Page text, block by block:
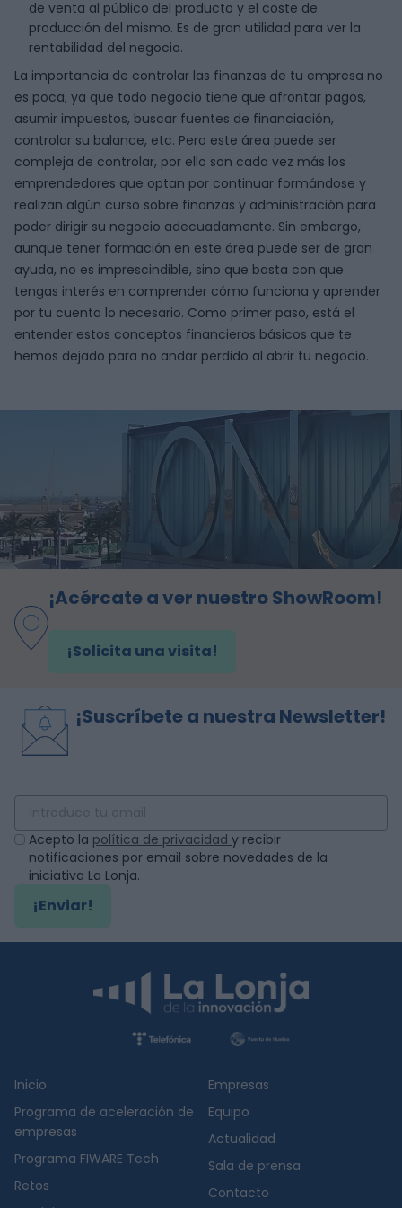
de venta al público del producto y el coste de
producción del mismo. Es de gran utilidad para ver la
rentabilidad del negocio.
La importancia de controlar las finanzas de tu empresa no
es poca, ya que todo negocio tiene que afrontar pagos,
asumir impuestos, buscar fuentes de financiación,
controlar su balance, etc. Pero este área puede ser
compleja de controlar, por ello son cada vez más los
emprendedores que optan por continuar formándose y
realizan algún curso sobre finanzas y administración para
poder dirigir su negocio adecuadamente. Sin embargo,
aunque tener formación en este área puede ser de gran
ayuda, no es imprescindible, sino que basta con que
tengas interés en comprender cómo funciona y aprender
por tu cuenta lo necesario. Como primer paso, está el
entender estos conceptos financieros básicos que te
hemos dejado para no andar perdido al abrir tu negocio.
¡Acércate a ver nuestro ShowRoom!
¡Solicita una visita!
¡Suscríbete a nuestra Newsletter!
Acepto la política de privacidad y recibir
notificaciones por email sobre novedades de la
iniciativa La Lonja.
¡Enviar!
Inicio
Programa de aceleración de
empresas
Programa FIWARE Tech
Retos
Empresas
Equipo
Actualidad
Sala de prensa
Contacto